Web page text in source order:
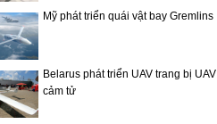
Mỹ phát triển quái vật bay Gremlins
Belarus phát triển UAV trang bị UAV
cảm tử